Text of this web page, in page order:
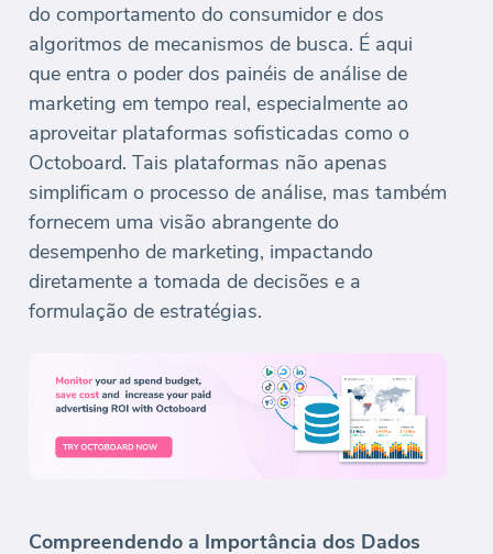
do comportamento do consumidor e dos
algoritmos de mecanismos de busca. É aqui
que entra o poder dos painéis de análise de
marketing em tempo real, especialmente ao
aproveitar plataformas sofisticadas como o
Octoboard. Tais plataformas não apenas
simplificam o processo de análise, mas também
fornecem uma visão abrangente do
desempenho de marketing, impactando
diretamente a tomada de decisões e a
formulação de estratégias.
Compreendendo a Importância dos Dados